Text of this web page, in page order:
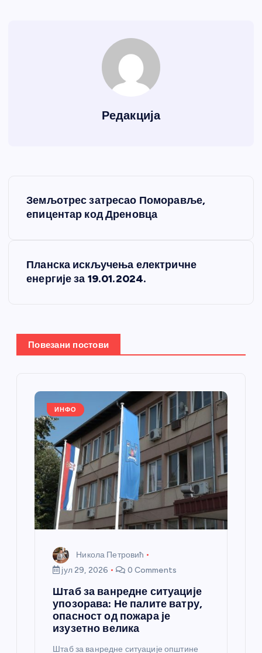
Редакција
њ
е
Земљотрес затресао Поморавље,
епицентар код Дреновца
Планска искључења електричне
енергије за 19.01.2024.
Повезани постови
ИНФО
Никола Петровић
јул 29, 2026
0 Comments
Штаб за ванредне ситуације
упозорава: Не палите ватру,
опасност од пожара је
изузетно велика
Штаб за ванредне ситуације општине